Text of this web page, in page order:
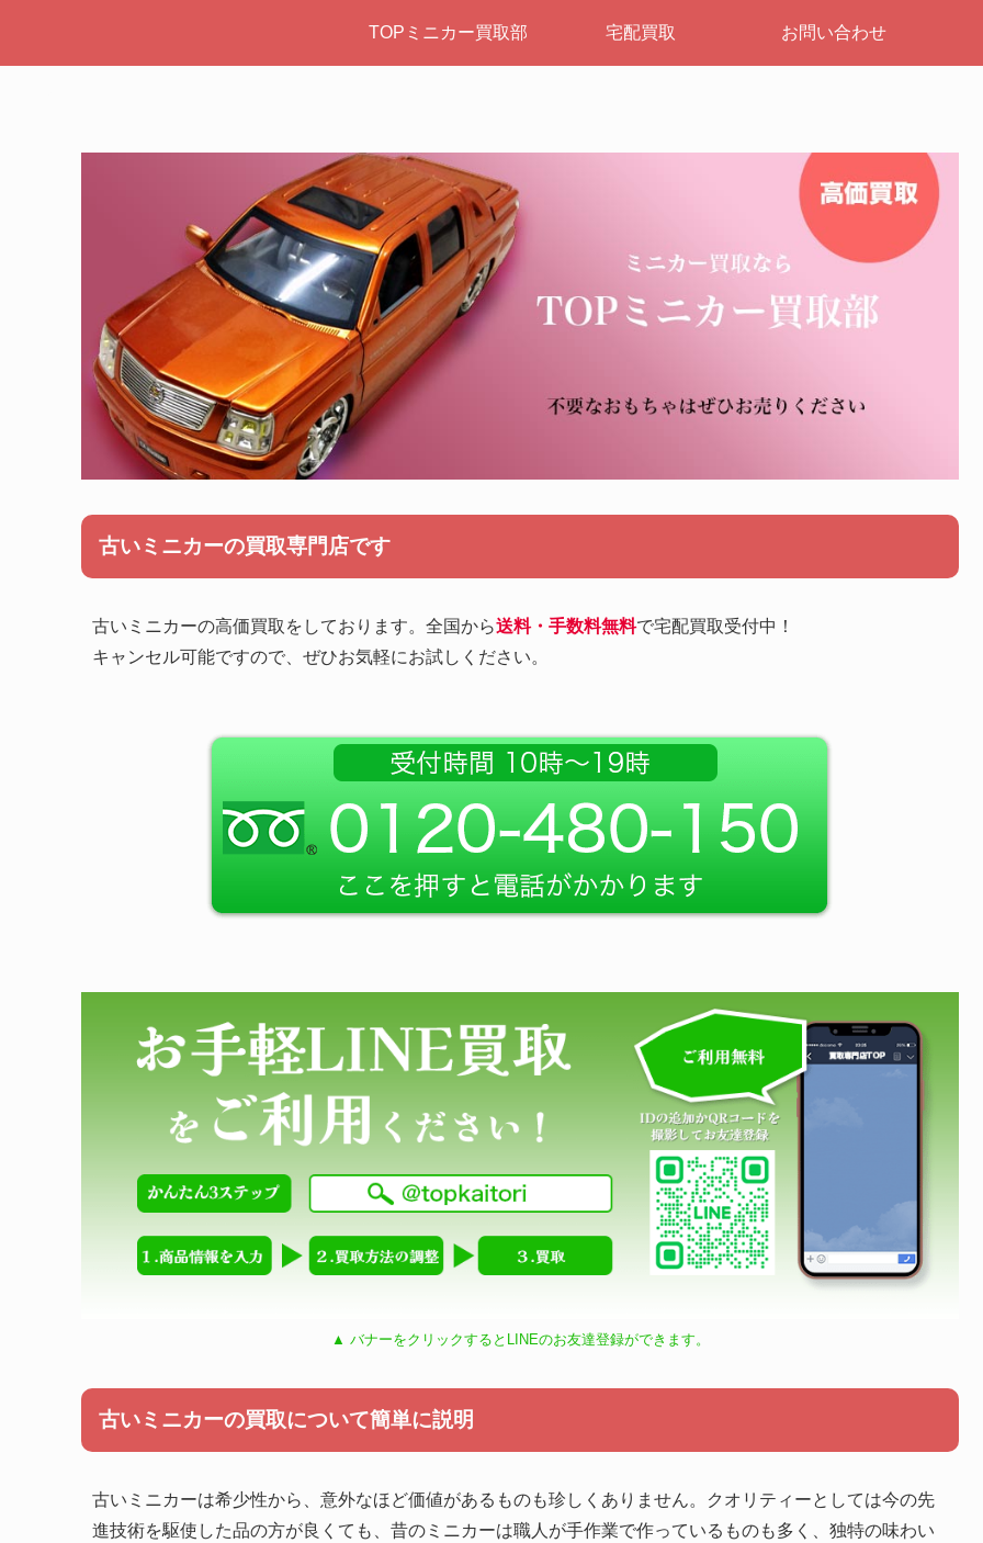
TOPミニカー買取部 宅配買取 お問い合わせ
古いミニカーの買取専門店です
古いミニカーの高価買取をしております。全国から送料・手数料無料で宅配買取受付中！
キャンセル可能ですので、ぜひお気軽にお試しください。
▲ バナーをクリックするとLINEのお友達登録ができます。
古いミニカーの買取について簡単に説明
古いミニカーは希少性から、意外なほど価値があるものも珍しくありません。クオリティーとしては今の先
進技術を駆使した品の方が良くても、昔のミニカーは職人が手作業で作っているものも多く、独特の味わい